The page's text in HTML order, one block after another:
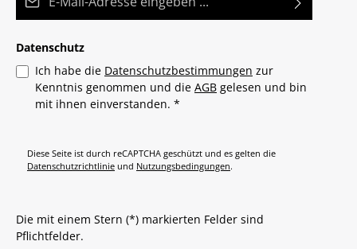
Datenschutz
Ich habe die Datenschutzbestimmungen zur
Kenntnis genommen und die AGB gelesen und bin
mit ihnen einverstanden. *
Diese Seite ist durch reCAPTCHA geschützt und es gelten die
Datenschutzrichtlinie und Nutzungsbedingungen.
Die mit einem Stern (*) markierten Felder sind
Pflichtfelder.